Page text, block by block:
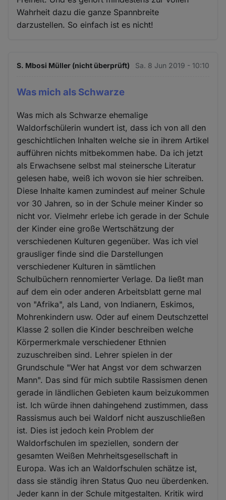
Wahrheit dazu die ganze Spannbreite
darzustellen. So einfach ist es nicht!
S. Mbosi Müller (nicht überprüft) Sa. 8 Jun 2019 - 10:10
Was mich als Schwarze
Was mich als Schwarze ehemalige
Waldorfschülerin wundert ist, dass ich von all den
geschichtlichen Inhalten welche sie in ihrem Artikel
aufführen nichts mitbekommen habe. Da ich jetzt
als Erwachsene selbst mal steinersche Literatur
gelesen habe, weiß ich wovon sie hier schreiben.
Diese Inhalte kamen zumindest auf meiner Schule
vor 30 Jahren, so in der Schule meiner Kinder so
nicht vor. Vielmehr erlebe ich gerade in der Schule
der Kinder eine große Wertschätzung der
verschiedenen Kulturen gegenüber. Was ich viel
grausliger finde sind die Darstellungen
verschiedener Kulturen in sämtlichen
Schulbüchern rennomierter Verlage. Da ließt man
auf dem ein oder anderen Arbeitsblatt gerne mal
von "Afrika", als Land, von Indianern, Eskimos,
Mohrenkindern usw. Oder auf einem Deutschzettel
Klasse 2 sollen die Kinder beschreiben welche
Körpermerkmale verschiedener Ethnien
zuzuschreiben sind. Lehrer spielen in der
Grundschule "Wer hat Angst vor dem schwarzen
Mann". Das sind für mich subtile Rassismen denen
gerade in ländlichen Gebieten kaum beizukommen
ist. Ich würde ihnen dahingehend zustimmen, dass
Rassismus auch bei Waldorf nicht auszuschließen
ist. Dies ist jedoch kein Problem der
Waldorfschulen im speziellen, sondern der
gesamten Weißen Mehrheitsgesellschaft in
Europa. Was ich an Waldorfschulen schätze ist,
dass sie ständig ihren Status Quo neu überdenken.
Jeder kann in der Schule mitgestalten. Kritik wird